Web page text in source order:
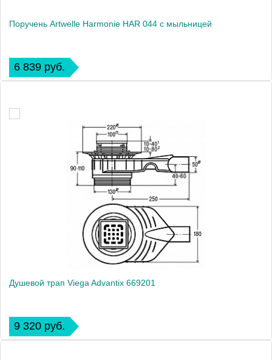
Поручень Artwelle Harmonie HAR 044 с мыльницей
6 839 руб.
Душевой трап Viega Advantix 669201
9 320 руб.